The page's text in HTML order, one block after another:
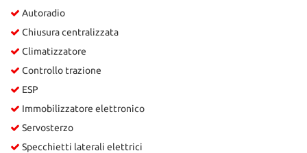
Autoradio
Chiusura centralizzata
Climatizzatore
Controllo trazione
ESP
Immobilizzatore elettronico
Servosterzo
Specchietti laterali elettrici